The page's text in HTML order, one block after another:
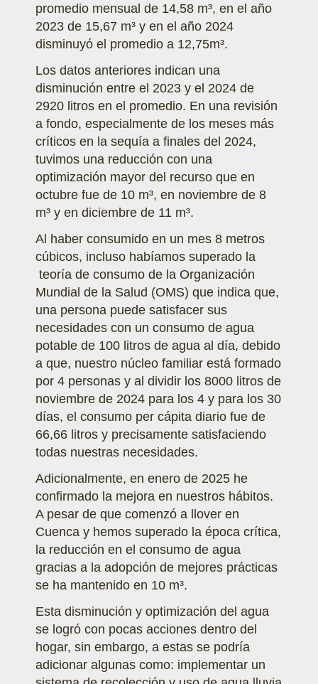
promedio mensual de 14,58 m³, en el año
2023 de 15,67 m³ y en el año 2024
disminuyó el promedio a 12,75m³.
Los datos anteriores indican una
disminución entre el 2023 y el 2024 de
2920 litros en el promedio. En una revisión
a fondo, especialmente de los meses más
críticos en la sequía a finales del 2024,
tuvimos una reducción con una
optimización mayor del recurso que en
octubre fue de 10 m³, en noviembre de 8
m³ y en diciembre de 11 m³.
Al haber consumido en un mes 8 metros
cúbicos, incluso habíamos superado la
teoría de consumo de la Organización
Mundial de la Salud (OMS) que indica que,
una persona puede satisfacer sus
necesidades con un consumo de agua
potable de 100 litros de agua al día, debido
a que, nuestro núcleo familiar está formado
por 4 personas y al dividir los 8000 litros de
noviembre de 2024 para los 4 y para los 30
días, el consumo per cápita diario fue de
66,66 litros y precisamente satisfaciendo
todas nuestras necesidades.
Adicionalmente, en enero de 2025 he
confirmado la mejora en nuestros hábitos.
A pesar de que comenzó a llover en
Cuenca y hemos superado la época crítica,
la reducción en el consumo de agua
gracias a la adopción de mejores prácticas
se ha mantenido en 10 m³.
Esta disminución y optimización del agua
se logró con pocas acciones dentro del
hogar, sin embargo, a estas se podría
adicionar algunas como: implementar un